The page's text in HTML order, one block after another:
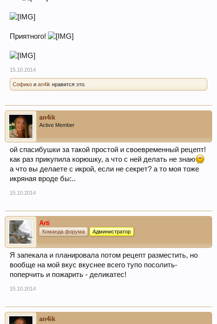
Приятного!
15.10.2014
Софико и an4ik нравится это.
an4ik
Active Member
ой спасибушки за такой простой и своевременный рецепт!
как раз прикупила корюшку, а что с ней делать не знаю
а что вы делаете с икрой, если не секрет? а то моя тоже
икряная вроде бы:..
15.10.2014
Arti
Команда форума Администратор
Я запекала и планировала потом рецепт разместить, но
вообще на мой вкус вкуснее всего тупо посолить-
поперчить и пожарить - деликатес!
15.10.2014
an4ik